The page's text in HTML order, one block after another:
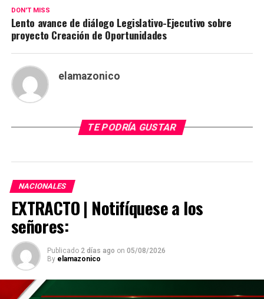
DON'T MISS
Lento avance de diálogo Legislativo-Ejecutivo sobre
proyecto Creación de Oportunidades
elamazonico
TE PODRÍA GUSTAR
NACIONALES
EXTRACTO | Notifíquese a los
señores:
Publicado 2 días ago on 05/08/2026
By elamazonico